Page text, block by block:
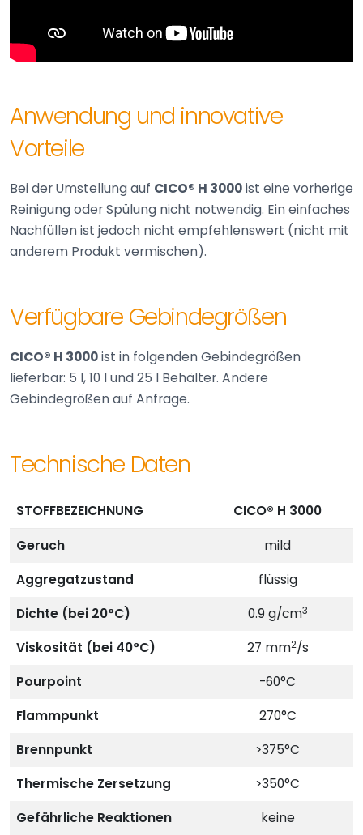
Anwendung und innovative
Vorteile
Bei der Umstellung auf CICO® H 3000ist eine vorherige
Reinigung oder Spülung nicht notwendig. Ein einfaches
Nachfüllen ist jedoch nicht empfehlenswert (nicht mit
anderem Produkt vermischen).
Verfügbare Gebindegrößen
CICO® H 3000ist in folgenden Gebindegrößen
lieferbar: 5 l, 10 l und 25 l Behälter. Andere
Gebindegrößen auf Anfrage.
Technische Daten
STOFFBEZEICHNUNG CICO® H 3000
Geruch
mild
Aggregatzustand
flüssig
Dichte (bei 20°C)
0.9 g/cm3
Viskosität (bei 40°C) 27 mm2/s
Pourpoint
-60°C
Flammpunkt
270°C
Brennpunkt
>375°C
Thermische Zersetzung
>350°C
Gefährliche Reaktionen
keine